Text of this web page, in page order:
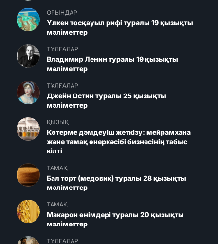
ОРЫНДАР
Үлкен тосқауыл рифі туралы 19 қызықты
мәліметтер
ТҰЛҒАЛАР
Владимир Ленин туралы 19 қызықты
мәліметтер
ТҰЛҒАЛАР
Джейн Остин туралы 25 қызықты
мәліметтер
ҚЫЗЫҚ
Көтерме дәмдеуіш жеткізу: мейрамхана
және тамақ өнеркәсібі бизнесінің табыс
кілті
ТАМАҚ
Бал торт (медовик) туралы 28 қызықты
мәліметтер
ТАМАҚ
Макарон өнімдері туралы 20 қызықты
мәліметтер
ТҰЛҒАЛАР